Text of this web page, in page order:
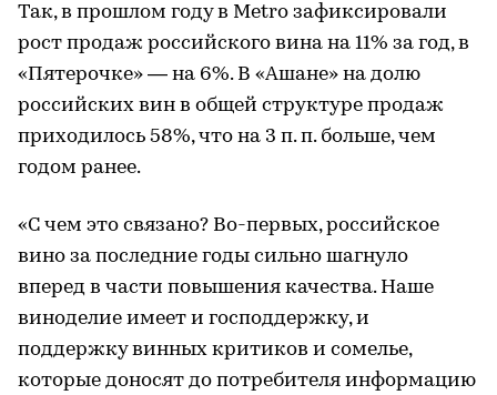
Так, в прошлом году в Metro зафиксировали
рост продаж российского вина на 11% за год, в
«Пятерочке» — на 6%. В «Ашане» на долю
российских вин в общей структуре продаж
приходилось 58%, что на 3 п. п. больше, чем
годом ранее.
«С чем это связано? Во-первых, российское
вино за последние годы сильно шагнуло
вперед в части повышения качества. Наше
виноделие имеет и господдержку, и
поддержку винных критиков и сомелье,
которые доносят до потребителя информацию